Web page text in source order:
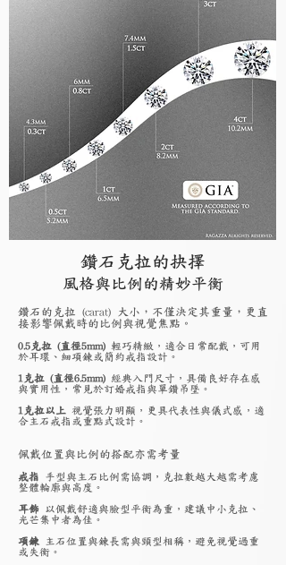
鑽石克拉的抉擇
風格與比例的精妙平衡
鑽石的克拉 (carat) 大小，不僅決定其重量，更直
接影響佩戴時的比例與視覺焦點。
0.5克拉 (直徑5mm) 輕巧精緻，適合日常配戴，可用
於耳環、細項鍊或簡約戒指設計。
1克拉 (直徑6.5mm) 經典入門尺寸，具備良好存在感
與實用性，常見於訂婚戒指與單鑽吊墜。
1克拉以上 視覺張力明顯，更具代表性與儀式感，適
合主石戒指或重點式設計。
佩戴位置與比例的搭配亦需考量
戒指 手型與主石比例需協調，克拉數越大越需考慮
整體輪廓與高度。
耳飾 以佩戴舒適與臉型平衡為重，建議中小克拉、
光芒集中者為佳。
項鍊 主石位置與鍊長需與頸型相稱，避免視覺過重
或失衡。